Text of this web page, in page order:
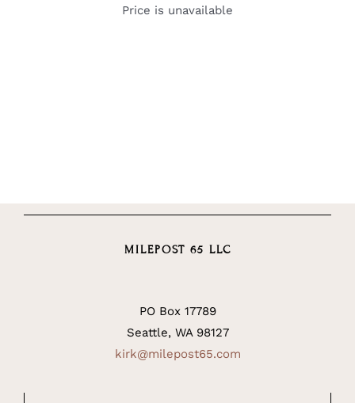
Price is unavailable
MILEPOST 65 LLC
PO Box 17789
Seattle, WA 98127
kirk@milepost65.com